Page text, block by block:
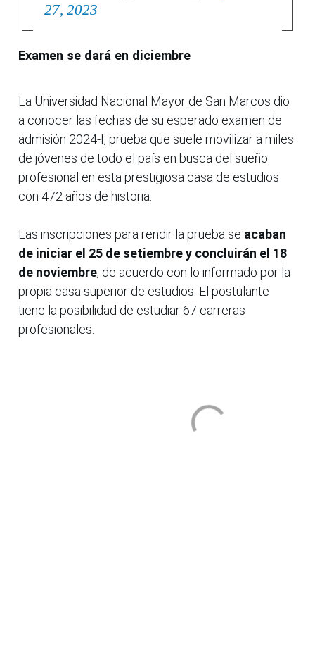
27, 2023
Examen se dará en diciembre
La Universidad Nacional Mayor de San Marcos dio
a conocer las fechas de su esperado examen de
admisión 2024-I, prueba que suele movilizar a miles
de jóvenes de todo el país en busca del sueño
profesional en esta prestigiosa casa de estudios
con 472 años de historia.
Las inscripciones para rendir la prueba se acaban
de iniciar el 25 de setiembre y concluirán el 18
de noviembre, de acuerdo con lo informado por la
propia casa superior de estudios. El postulante
tiene la posibilidad de estudiar 67 carreras
profesionales.